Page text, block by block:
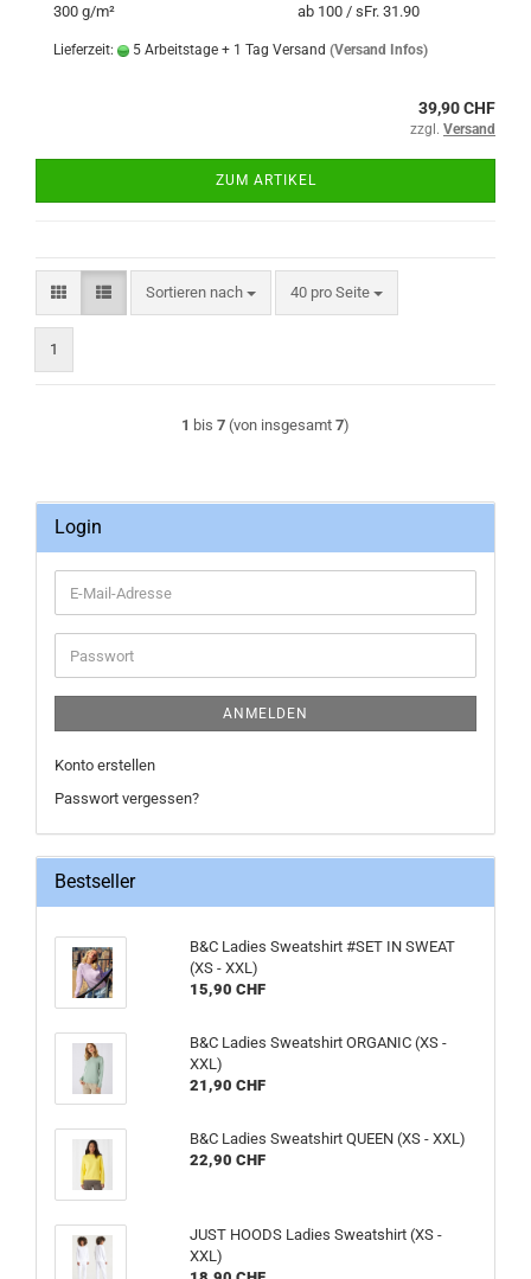
300 g/m²
ab 100 / sFr. 31.90
Lieferzeit: 5 Arbeitstage + 1 Tag Versand (Versand Infos)
39,90 CHF
zzgl. Versand
ZUM ARTIKEL
Sortieren nach
Sortieren nach 40 pro Seite
pro Seite
1
1 bis 7 (von insgesamt 7)
Login
E-
Mail-
Adresse
Passwort
ANMELDEN
Konto erstellen
Passwort vergessen?
Bestseller
B&C Ladies Sweatshirt #SET IN SWEAT
(XS - XXL)
15,90 CHF
B&C Ladies Sweatshirt ORGANIC (XS -
XXL)
21,90 CHF
B&C Ladies Sweatshirt QUEEN (XS - XXL)
22,90 CHF
JUST HOODS Ladies Sweatshirt (XS -
XXL)